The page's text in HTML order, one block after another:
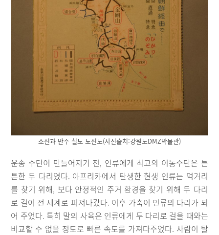
조선과 만주 철도 노선도(사진출처:강원도DMZ박물관)
운송 수단이 만들어지기 전, 인류에게 최고의 이동수단은 튼
튼한 두 다리였다. 아프리카에서 탄생한 현생 인류는 먹거리
를 찾기 위해, 보다 안정적인 주거 환경을 찾기 위해 두 다리
로 걸어 전 세계로 퍼져나갔다. 이후 가축이 인류의 다리가 되
어 주었다. 특히 말의 사육은 인류에게 두 다리로 걸을 때와는
비교할 수 없을 정도로 빠른 속도를 가져다주었다. 사람이 탈